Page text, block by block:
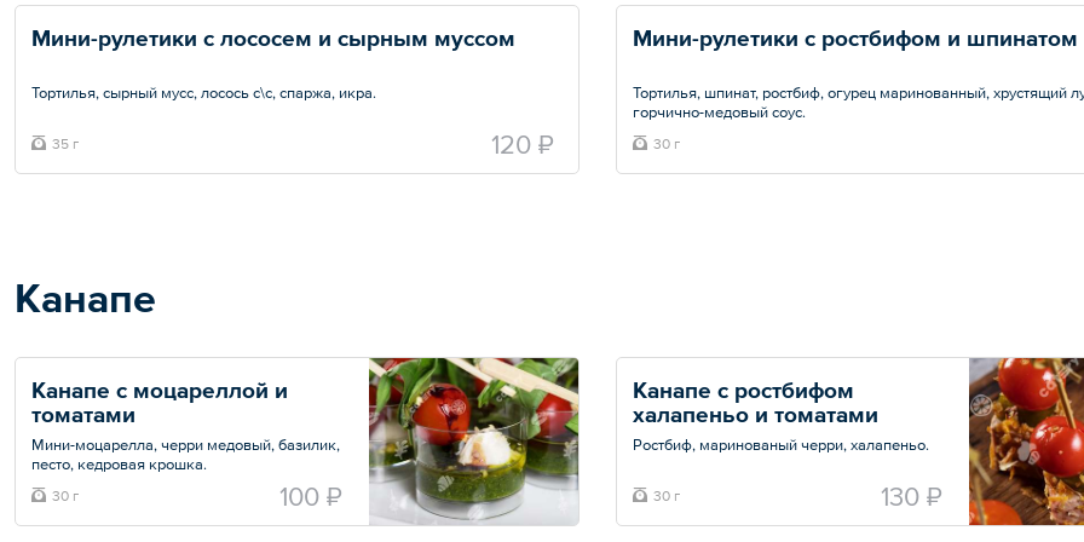
Мини-рулетики с лососем и сырным муссом
Тортилья, сырный мусс, лосось с\с, спаржа, икра.
Минимальный заказ — 8 шт.
Общий вес – 35 г
35 г 120 ₽
Мини-рулетики с ростбифом и шпинатом
Тортилья, шпинат, ростбиф, огурец маринованный, хрустящий
горчично-медовый соус.
Минимальный заказ — 8 шт.
30 г
Канапе
Канапе с моцареллой и
томатами
Мини-моцарелла, черри медовый, базилик,
песто, кедровая крошка.
Минимальный заказ — 10 шт.
30 г 100 ₽
Канапе с ростбифом
халапеньо и томатами
Ростбиф, маринованый черри, халапеньо.
Общий вес – 30 г
30 г 130 ₽